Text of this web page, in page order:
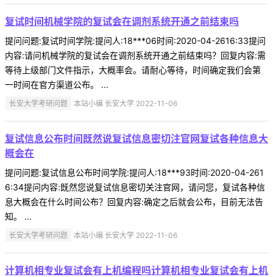
复试时间机械学院的复试会在调剂系统开通之前结束吗
提问问题:复试时间学院:提问人:18***06时间:2020-04-2616:33提问
内容:请问机械学院的复试会在调剂系统开通之前结束吗？回复内容:需
等待上级部门文件指示，大概率会。请耐心等待，时间确定我们会第
一时间在官方渠道公布。 ...
长安大学考研问题 本站小编 长安大学 2022-11-06
复试信息公布时间既然说复试信息密切注官网复试各种信息大
概会在
提问问题:复试信息公布时间学院:提问人:18***93时间:2020-04-261
6:34提问内容:既然您说复试信息密切关注官网，请问您，复试各种信
息大概会在什么时间公布？回复内容:确定之后就会公布，目前无法告
知。 ...
长安大学考研问题 本站小编 长安大学 2022-11-06
计算机相专业复试会有上机编程吗计算机相专业复试会有上机